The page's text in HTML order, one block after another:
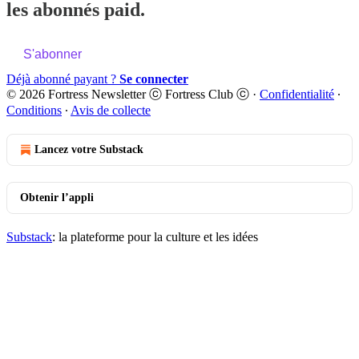
les abonnés paid.
S'abonner
Déjà abonné payant ? Se connecter
© 2026 Fortress Newsletter ⓒ Fortress Club ⓒ · Confidentialité ∙
Conditions ∙ Avis de collecte
Lancez votre Substack
Obtenir l’appli
Substack: la plateforme pour la culture et les idées